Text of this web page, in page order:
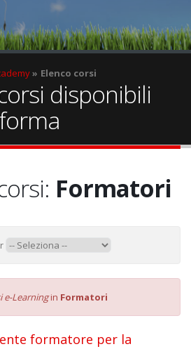
Elenco corsi
disponibili
Formatori
e-Learningin Formatori
formatore per la